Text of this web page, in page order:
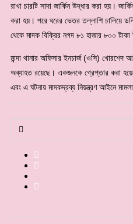
রাখা চারটি সাদা জার্কিন উদ্ধার করা হয়।
করা হয়। পরে ঘরের ভেতর তল্লাশি চালিয়ে
থেকে মাদক বিক্রির নগদ ৮১ হাজার ৮০০
মান্দা থানার অফিসার ইনচার্জ (ওসি) খোরশেদ
অব্যাহত রয়েছে। একজনকে গ্রেপ্তার করা
এবং এ ঘটনায় মাদকদ্রব্য নিয়ন্ত্রণ আইনে